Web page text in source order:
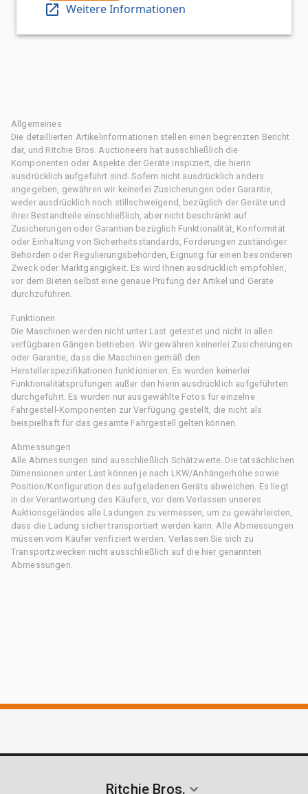
Weitere Informationen
Allgemeines
Die detaillierten Artikelinformationen stellen einen begrenzten Bericht
dar, und Ritchie Bros. Auctioneers hat ausschließlich die
Komponenten oder Aspekte der Geräte inspiziert, die hierin
ausdrücklich aufgeführt sind. Sofern nicht ausdrücklich anders
angegeben, gewähren wir keinerlei Zusicherungen oder Garantie,
weder ausdrücklich noch stillschweigend, bezüglich der Geräte und
ihrer Bestandteile einschließlich, aber nicht beschränkt auf
Zusicherungen oder Garantien bezüglich Funktionalität, Konformität
oder Einhaltung von Sicherheitsstandards, Forderungen zuständiger
Behörden oder Regulierungsbehörden, Eignung für einen besonderen
Zweck oder Marktgängigkeit. Es wird Ihnen ausdrücklich empfohlen,
vor dem Bieten selbst eine genaue Prüfung der Artikel und Geräte
durchzuführen.
Funktionen
Die Maschinen werden nicht unter Last getestet und nicht in allen
verfügbaren Gängen betrieben. Wir gewähren keinerlei Zusicherungen
oder Garantie, dass die Maschinen gemäß den
Herstellerspezifikationen funktionieren. Es wurden keinerlei
Funktionalitätsprüfungen außer den hierin ausdrücklich aufgeführten
durchgeführt. Es wurden nur ausgewählte Fotos für einzelne
Fahrgestell-Komponenten zur Verfügung gestellt, die nicht als
beispielhaft für das gesamte Fahrgestell gelten können.
Abmessungen
Alle Abmessungen sind ausschließlich Schätzwerte. Die tatsächlichen
Dimensionen unter Last können je nach LKW/Anhängerhöhe sowie
Position/Konfiguration des aufgeladenen Geräts abweichen. Es liegt
in der Verantwortung des Käufers, vor dem Verlassen unseres
Auktionsgeländes alle Ladungen zu vermessen, um zu gewährleisten,
dass die Ladung sicher transportiert werden kann. Alle Abmessungen
müssen vom Käufer verifiziert werden. Verlassen Sie sich zu
Transportzwecken nicht ausschließlich auf die hier genannten
Abmessungen.
Ritchie Bros.